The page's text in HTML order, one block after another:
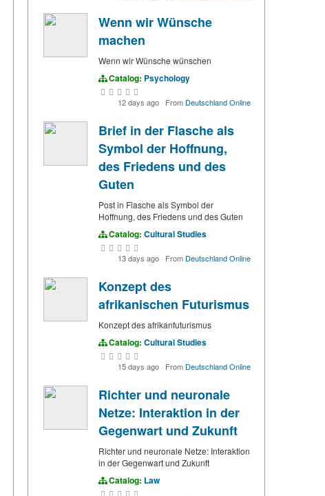
Wenn wir Wünsche
machen
Wenn wir Wünsche wünschen
Catalog: Psychology
12 days ago · From Deutschland Online
Brief in der Flasche als
Symbol der Hoffnung,
des Friedens und des
Guten
Post in Flasche als Symbol der
Hoffnung, des Friedens und des Guten
Catalog: Cultural Studies
13 days ago · From Deutschland Online
Konzept des
afrikanischen Futurismus
Konzept des afrikanfuturismus
Catalog: Cultural Studies
15 days ago · From Deutschland Online
Richter und neuronale
Netze: Interaktion in der
Gegenwart und Zukunft
Richter und neuronale Netze: Interaktion
in der Gegenwart und Zukunft
Catalog: Law